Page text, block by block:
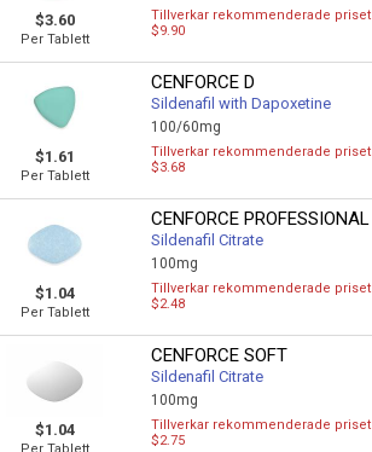
$3.60
Per Tablett
Tillverkar rekommenderade priset
$9.90
$1.61
Per Tablett
CENFORCE D
Sildenafil with Dapoxetine
100/60mg
Tillverkar rekommenderade priset
$3.68
$1.04
Per Tablett
CENFORCE PROFESSIONAL
Sildenafil Citrate
100mg
Tillverkar rekommenderade priset
$2.48
$1.04
CENFORCE SOFT
Sildenafil Citrate
100mg
Tillverkar rekommenderade priset
$2.75